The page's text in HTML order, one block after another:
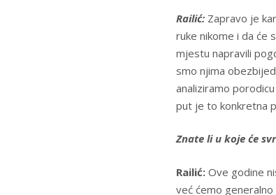
Railić: Zapravo je
ruke nikome i da će
mjestu napravili
smo njima
analiziramo
put je to konkretna
Znate li u koje će
Railić: Ove godine
već ćemo